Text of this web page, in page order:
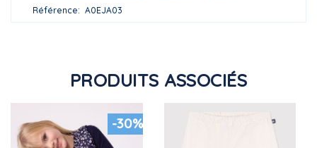
Référence
A0EJA03
PRODUITS ASSOCIÉS
-30%